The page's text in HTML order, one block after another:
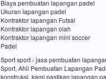
Biaya pembuatan lapangan padel
Ukuran lapangan padel
Kontraktor lapangan Futsal
Kontraktor lapangan olah
Kontraktor lapangan mini soccer
Padel
Sport sport › jasa pembuatan
Sport, Ahli Pembuatan Lapangan
konstruksi, kami pastikan lapangan